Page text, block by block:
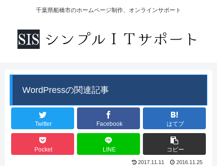
千葉県船橋市のホームページ制作、オンラインサポート
WordPressの関連記事
Twitter Facebook はてブ
Pocket LINE コピー
2017.11.11 2016.11.25